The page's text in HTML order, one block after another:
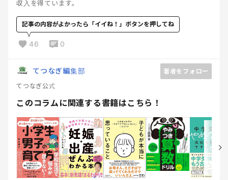
収入を得ています。
記事の内容がよかったら「イイね！」ボタンを押してね
46 0
てつなぎ編集部
著者をフォロー
てつなぎ公式
このコラムに関連する書籍はこちら！